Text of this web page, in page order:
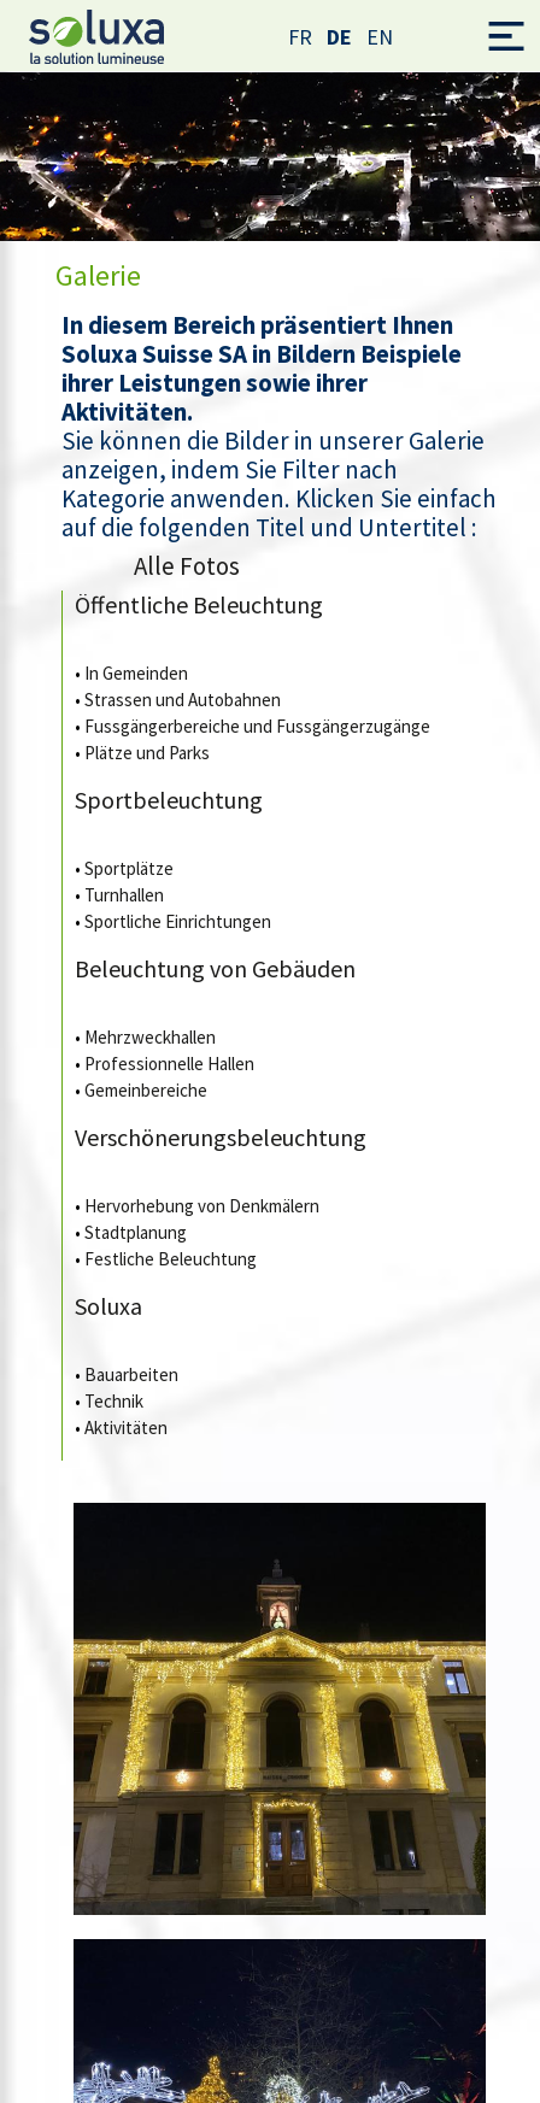
FR DE EN
Galerie
In diesem Bereich präsentiert Ihnen
Soluxa Suisse SA in Bildern Beispiele
ihrer Leistungen sowie ihrer
Aktivitäten.
Sie können die Bilder in unserer Galerie
anzeigen, indem Sie Filter nach
Kategorie anwenden. Klicken Sie einfach
auf die folgenden Titel und Untertitel :
Alle Fotos
Öffentliche Beleuchtung
• In Gemeinden
• Strassen und Autobahnen
• Fussgängerbereiche und Fussgängerzugänge
• Plätze und Parks
Sportbeleuchtung
• Sportplätze
• Turnhallen
• Sportliche Einrichtungen
Beleuchtung von Gebäuden
• Mehrzweckhallen
• Professionnelle Hallen
• Gemeinbereiche
Verschönerungsbeleuchtung
• Hervorhebung von Denkmälern
• Stadtplanung
• Festliche Beleuchtung
Soluxa
• Bauarbeiten
• Technik
• Aktivitäten